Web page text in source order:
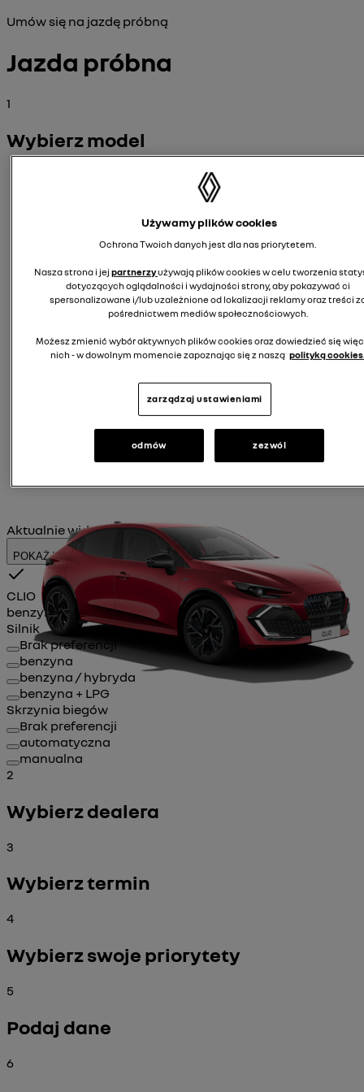
Umów się na jazdę próbną
Jazda próbna
1
Wybierz model
Aktualnie widzisz samochód:clio
POKAŻ WSZYSTKIE SAMOCHODY
CLIO
benzynabenzyna / hybryda benzyna + LPG
Silnik
Brak preferencji
benzyna
benzyna / hybryda
benzyna + LPG
Skrzynia biegów
Brak preferencji
automatyczna
manualna
2
Wybierz dealera
3
Wybierz termin
4
Wybierz swoje priorytety
5
Podaj dane
6
Używamy plików cookies
Ochrona Twoich danych jest dla nas priorytetem.
Nasza strona i jej partnerzyużywają plików cookies w celu tworzenia
dotyczących oglądalności i wydajności strony, aby pokazywać ci
spersonalizowane i/lub uzależnione od lokalizacji reklamy oraz treści
pośrednictwem mediów społecznościowych.
Możesz zmienić wybór aktywnych plików cookies oraz dowiedzieć się
nich - w dowolnym momencie zapoznając się z naszą polityką
zarządzaj ustawieniami
odmów zezwól